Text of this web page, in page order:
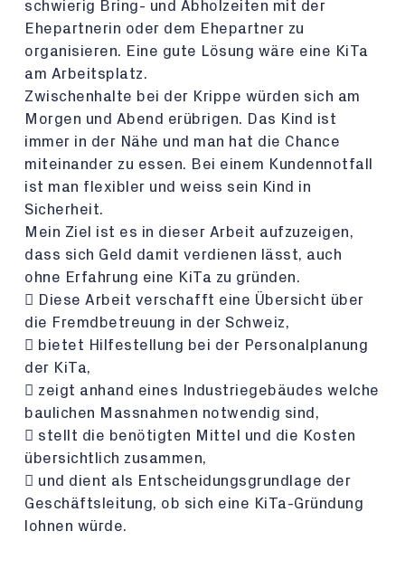
schwierig Bring- und Abholzeiten mit der
Ehepartnerin oder dem Ehepartner zu
organisieren. Eine gute Lösung wäre eine KiTa
am Arbeitsplatz.
Zwischenhalte bei der Krippe würden sich am
Morgen und Abend erübrigen. Das Kind ist
immer in der Nähe und man hat die Chance
miteinander zu essen. Bei einem Kundennotfall
ist man flexibler und weiss sein Kind in
Sicherheit.
Mein Ziel ist es in dieser Arbeit aufzuzeigen,
dass sich Geld damit verdienen lässt, auch
ohne Erfahrung eine KiTa zu gründen.
 Diese Arbeit verschafft eine Übersicht über
die Fremdbetreuung in der Schweiz,
 bietet Hilfestellung bei der Personalplanung
der KiTa,
 zeigt anhand eines Industriegebäudes welche
baulichen Massnahmen notwendig sind,
 stellt die benötigten Mittel und die Kosten
übersichtlich zusammen,
 und dient als Entscheidungsgrundlage der
Geschäftsleitung, ob sich eine KiTa-Gründung
lohnen würde.